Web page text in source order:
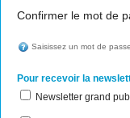
Confirmer le mot de
Saisissez un mot de
Pour recevoir la
Newsletter grand